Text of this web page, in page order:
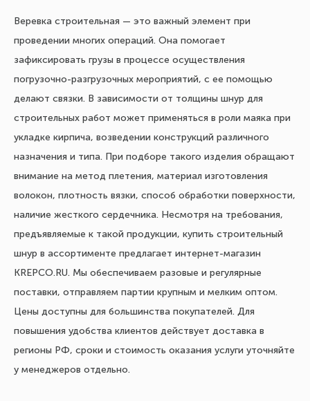
Веревка строительная — это важный элемент при
проведении многих операций. Она помогает
зафиксировать грузы в процессе осуществления
погрузочно-разгрузочных мероприятий, с ее помощью
делают связки. В зависимости от толщины шнур для
строительных работ может применяться в роли маяка при
укладке кирпича, возведении конструкций различного
назначения и типа. При подборе такого изделия обращают
внимание на метод плетения, материал изготовления
волокон, плотность вязки, способ обработки поверхности,
наличие жесткого сердечника. Несмотря на требования,
предъявляемые к такой продукции, купить строительный
шнур в ассортименте предлагает интернет-магазин
KREPCO.RU. Мы обеспечиваем разовые и регулярные
поставки, отправляем партии крупным и мелким оптом.
Цены доступны для большинства покупателей. Для
повышения удобства клиентов действует доставка в
регионы РФ, сроки и стоимость оказания услуги уточняйте
у менеджеров отдельно.